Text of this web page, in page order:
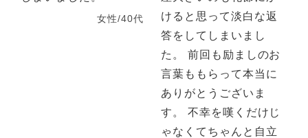
女性/40代
けると思って淡白な返
答をしてしまいまし
た。 前回も励ましのお
言葉ももらって本当に
ありがとうございま
す。 不幸を嘆くだけじ
ゃなくてちゃんと自立